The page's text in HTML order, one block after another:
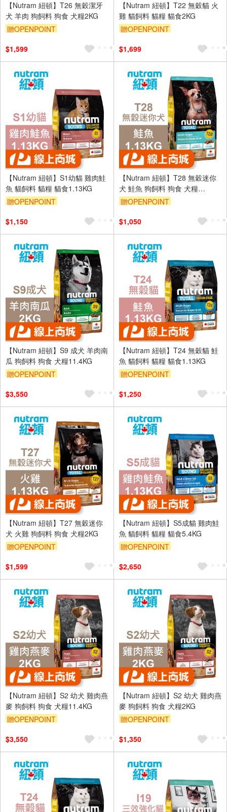
【Nutram 紐頓】T26 無穀潔牙
犬 羊肉 狗飼料 狗食 犬糧2KG
贈OPENPOINT
$1,599
【Nutram 紐頓】T22 無穀貓 火
雞 貓飼料 貓糧 貓食2KG
贈OPENPOINT
$1,699
【Nutram 紐頓】S1幼貓 雞肉鮭
魚 貓飼料 貓糧 貓食1.13KG
贈OPENPOINT
$1,150
【Nutram 紐頓】T28 無穀迷你
犬 鮭魚 狗飼料 狗食 犬糧
1.13KG
贈OPENPOINT
$1,050
【Nutram 紐頓】S9 成犬 羊肉南
瓜 狗飼料 狗食 犬糧11.4KG
贈OPENPOINT
$3,550
【Nutram 紐頓】T24 無穀貓 鮭
魚 貓飼料 貓糧 貓食1.13KG
贈OPENPOINT
$1,250
【Nutram 紐頓】T27 無穀迷你
犬 火雞 狗飼料 狗食 犬糧2KG
贈OPENPOINT
$1,599
【Nutram 紐頓】S5成貓 雞肉鮭
魚 貓飼料 貓糧 貓食5.4KG
贈OPENPOINT
$2,650
【Nutram 紐頓】S2 幼犬 雞肉燕
麥 狗飼料 狗食 犬糧11.4KG
贈OPENPOINT
$3,550
【Nutram 紐頓】S2 幼犬 雞肉燕
麥 狗飼料 狗食 犬糧2KG
贈OPENPOINT
$1,350